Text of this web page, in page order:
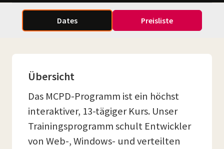
Dates Preisliste
Übersicht
Das MCPD-Programm ist ein höchst
interaktiver, 13-tägiger Kurs. Unser
Trainingsprogramm schult Entwickler
von Web-, Windows- und verteilten